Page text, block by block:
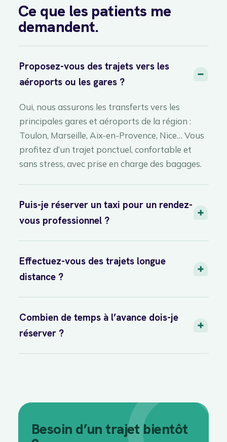
Ce que les patients me
demandent.
Proposez-vous des trajets vers les
aéroports ou les gares ?
Oui, nous assurons les transferts vers les
principales gares et aéroports de la région :
Toulon, Marseille, Aix-en-Provence, Nice… Vous
profitez d’un trajet ponctuel, confortable et
sans stress, avec prise en charge des bagages.
Puis-je réserver un taxi pour un rendez-
vous professionnel ?
Effectuez-vous des trajets longue
distance ?
Combien de temps à l’avance dois-je
réserver ?
Besoin d’un trajet bientôt